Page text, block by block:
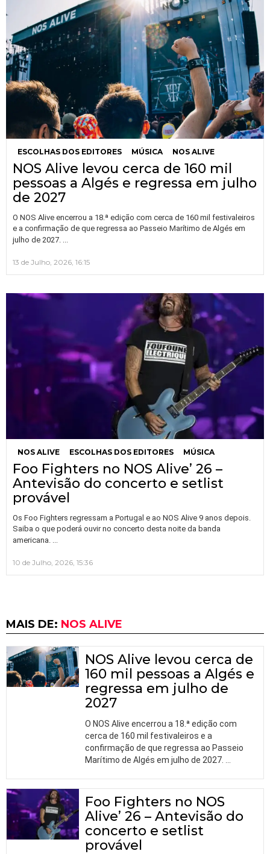
ESCOLHAS DOS EDITORES MÚSICA NOS ALIVE
NOS Alive levou cerca de 160 mil
pessoas a Algés e regressa em julho
de 2027
O NOS Alive encerrou a 18.ª edição com cerca de 160 mil festivaleiros
e a confirmação de que regressa ao Passeio Marítimo de Algés em
julho de 2027. …
13 de Julho, 2026, 16:15
NOS ALIVE ESCOLHAS DOS EDITORES MÚSICA
Foo Fighters no NOS Alive’ 26 –
Antevisão do concerto e setlist
provável
Os Foo Fighters regressam a Portugal e ao NOS Alive 9 anos depois.
Saiba o que poderá ouvir no concerto desta noite da banda
americana.
10 de Julho, 2026, 15:36
MAIS DE: NOS ALIVE
NOS Alive levou cerca de
160 mil pessoas a Algés e
regressa em julho de
2027
O NOS Alive encerrou a 18.ª edição com
cerca de 160 mil festivaleiros e a
confirmação de que regressa ao Passeio
Marítimo de Algés em julho de 2027.
Foo Fighters no NOS
Alive’ 26 – Antevisão do
concerto e setlist
provável